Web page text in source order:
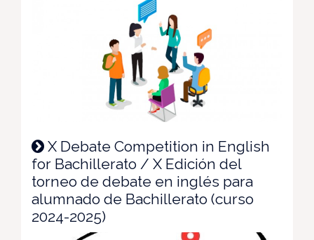
X Debate Competition in English
for Bachillerato / X Edición del
torneo de debate en inglés para
alumnado de Bachillerato (curso
2024-2025)